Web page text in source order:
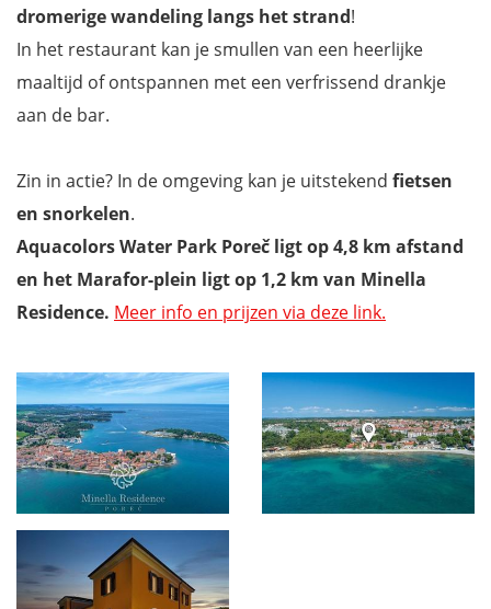
dromerige wandeling langs het strand!
In het restaurant kan je smullen van een heerlijke
maaltijd of ontspannen met een verfrissend drankje
aan de bar.
Zin in actie? In de omgeving kan je uitstekend fietsen
en snorkelen.
Aquacolors Water Park Poreč ligt op 4,8 km afstand
en het Marafor-plein ligt op 1,2 km van Minella
Residence. Meer info en prijzen via deze link.